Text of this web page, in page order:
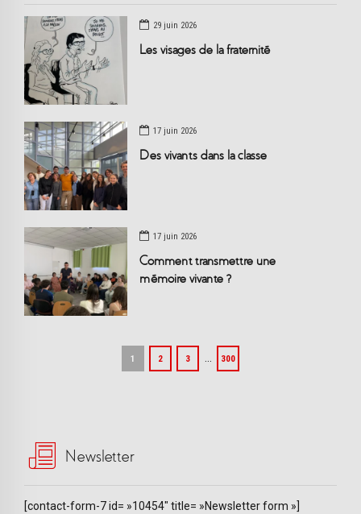
29 juin 2026
Les visages de la fraternité
17 juin 2026
Des vivants dans la classe
17 juin 2026
Comment transmettre une
mémoire vivante ?
1 2 3 … 300
Newsletter
[contact-form-7 id= »10454″ title= »Newsletter form »]